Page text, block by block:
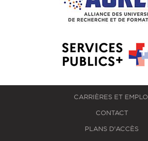
CARRIÈRES ET EMPLOI
CONTACT
PLANS D'ACCÈS